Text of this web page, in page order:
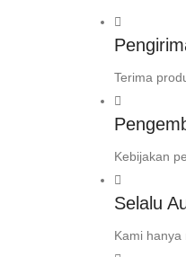
Terima
Kebijakan
Selalu
Kami hanya